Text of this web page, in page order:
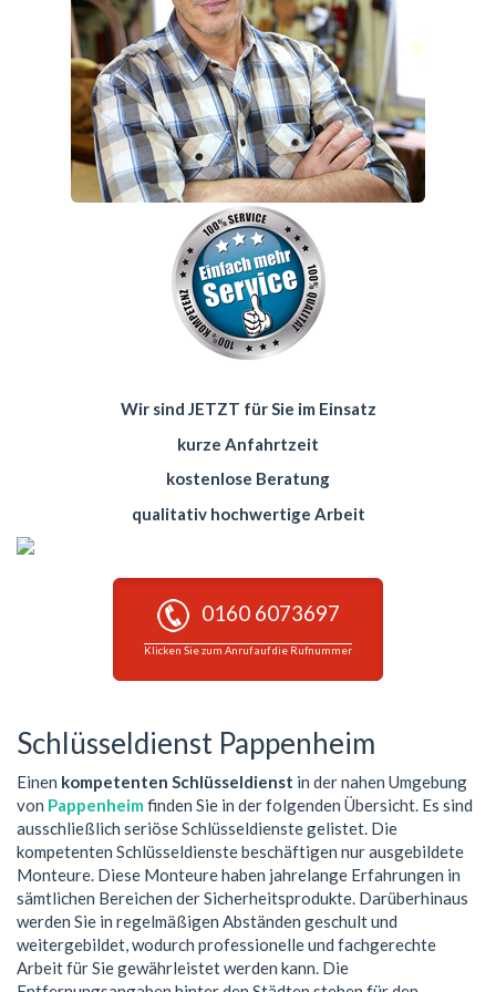
Wir sind JETZT für Sie im Einsatz
kurze Anfahrtzeit
kostenlose Beratung
qualitativ hochwertige Arbeit
0160 6073697
Klicken Sie zum Anruf auf die Rufnummer
Schlüsseldienst Pappenheim
Einen kompetenten Schlüsseldienst in der nahen Umgebung
von Pappenheim finden Sie in der folgenden Übersicht. Es sind
ausschließlich seriöse Schlüsseldienste gelistet. Die
kompetenten Schlüsseldienste beschäftigen nur ausgebildete
Monteure. Diese Monteure haben jahrelange Erfahrungen in
sämtlichen Bereichen der Sicherheitsprodukte. Darüberhinaus
werden Sie in regelmäßigen Abständen geschult und
weitergebildet, wodurch professionelle und fachgerechte
Arbeit für Sie gewährleistet werden kann. Die